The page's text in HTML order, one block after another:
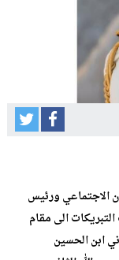
الاجتماعي ورئيس
الى مقام
ابن الحسين